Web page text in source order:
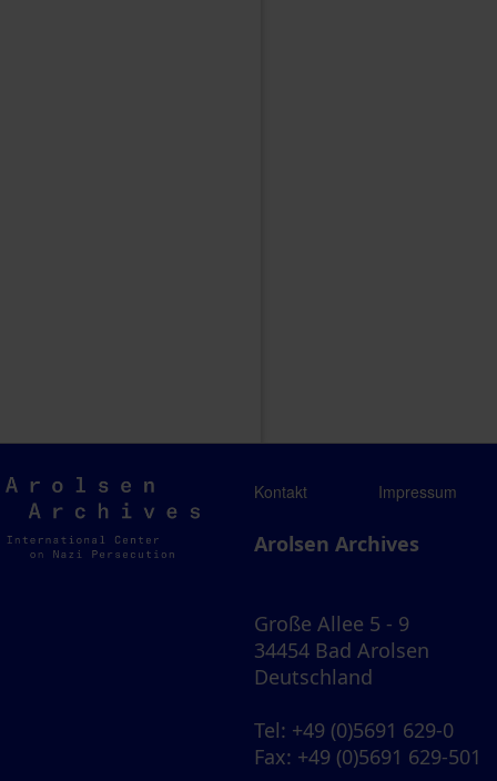
Arolsen
Archives
Kontakt Impressum
Arolsen Archives
Große Allee 5 - 9
34454 Bad Arolsen
Deutschland
Tel: +49 (0)5691 629-0
Fax: +49 (0)5691 629-501